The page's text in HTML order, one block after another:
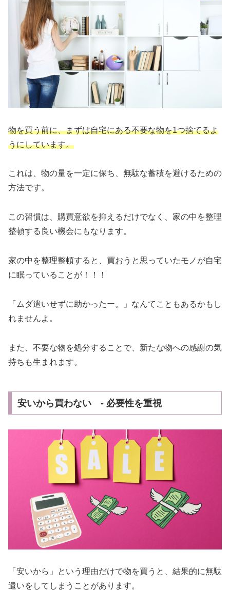
物を買う前に、まずは自宅にある不要な物を1つ捨てるよ
うにしています。
これは、物の量を一定に保ち、無駄な蓄積を避けるための
方法です。
この習慣は、購買意欲を抑えるだけでなく、家の中を整理
整頓する良い機会にもなります。
家の中を整理整頓すると、買おうと思っていたモノが自宅
に眠っていることが！！！
「ムダ遣いせずに助かったー。」なんてこともあるかもし
れませんよ。
また、不要な物を処分することで、新たな物への感謝の気
持ちも生まれます。
安いから買わない - 必要性を重視
「安いから」という理由だけで物を買うと、結果的に無駄
遣いをしてしまうことがあります。